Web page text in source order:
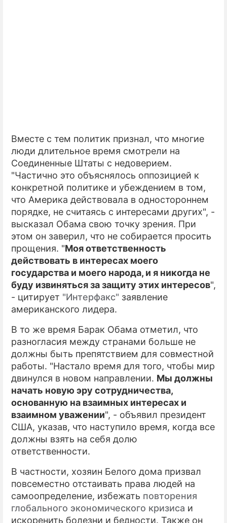
Вместе с тем политик признал, что многие
люди длительное время смотрели на
Соединенные Штаты с недоверием.
"Частично это объяснялось оппозицией к
конкретной политике и убеждением в том,
что Америка действовала в одностороннем
порядке, не считаясь с интересами других", -
высказал Обама свою точку зрения. При
этом он заверил, что не собирается просить
прощения. "Моя ответственность
действовать в интересах моего
государства и моего народа, и я никогда не
буду извиняться за защиту этих интересов",
- цитирует "Интерфакс" заявление
американского лидера.
В то же время Барак Обама отметил, что
разногласия между странами больше не
должны быть препятствием для совместной
работы. "Настало время для того, чтобы мир
двинулся в новом направлении. Мы должны
начать новую эру сотрудничества,
основанную на взаимных интересах и
взаимном уважении", - объявил президент
США, указав, что наступило время, когда все
должны взять на себя долю
ответственности.
В частности, хозяин Белого дома призвал
повсеместно отстаивать права людей на
самоопределение, избежать повторения
глобального экономического кризиса и
искоренить болезни и бедности. Также он